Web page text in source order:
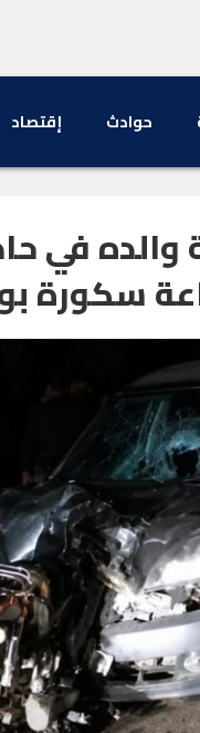
حوادث إقتصاد
في
سكورة